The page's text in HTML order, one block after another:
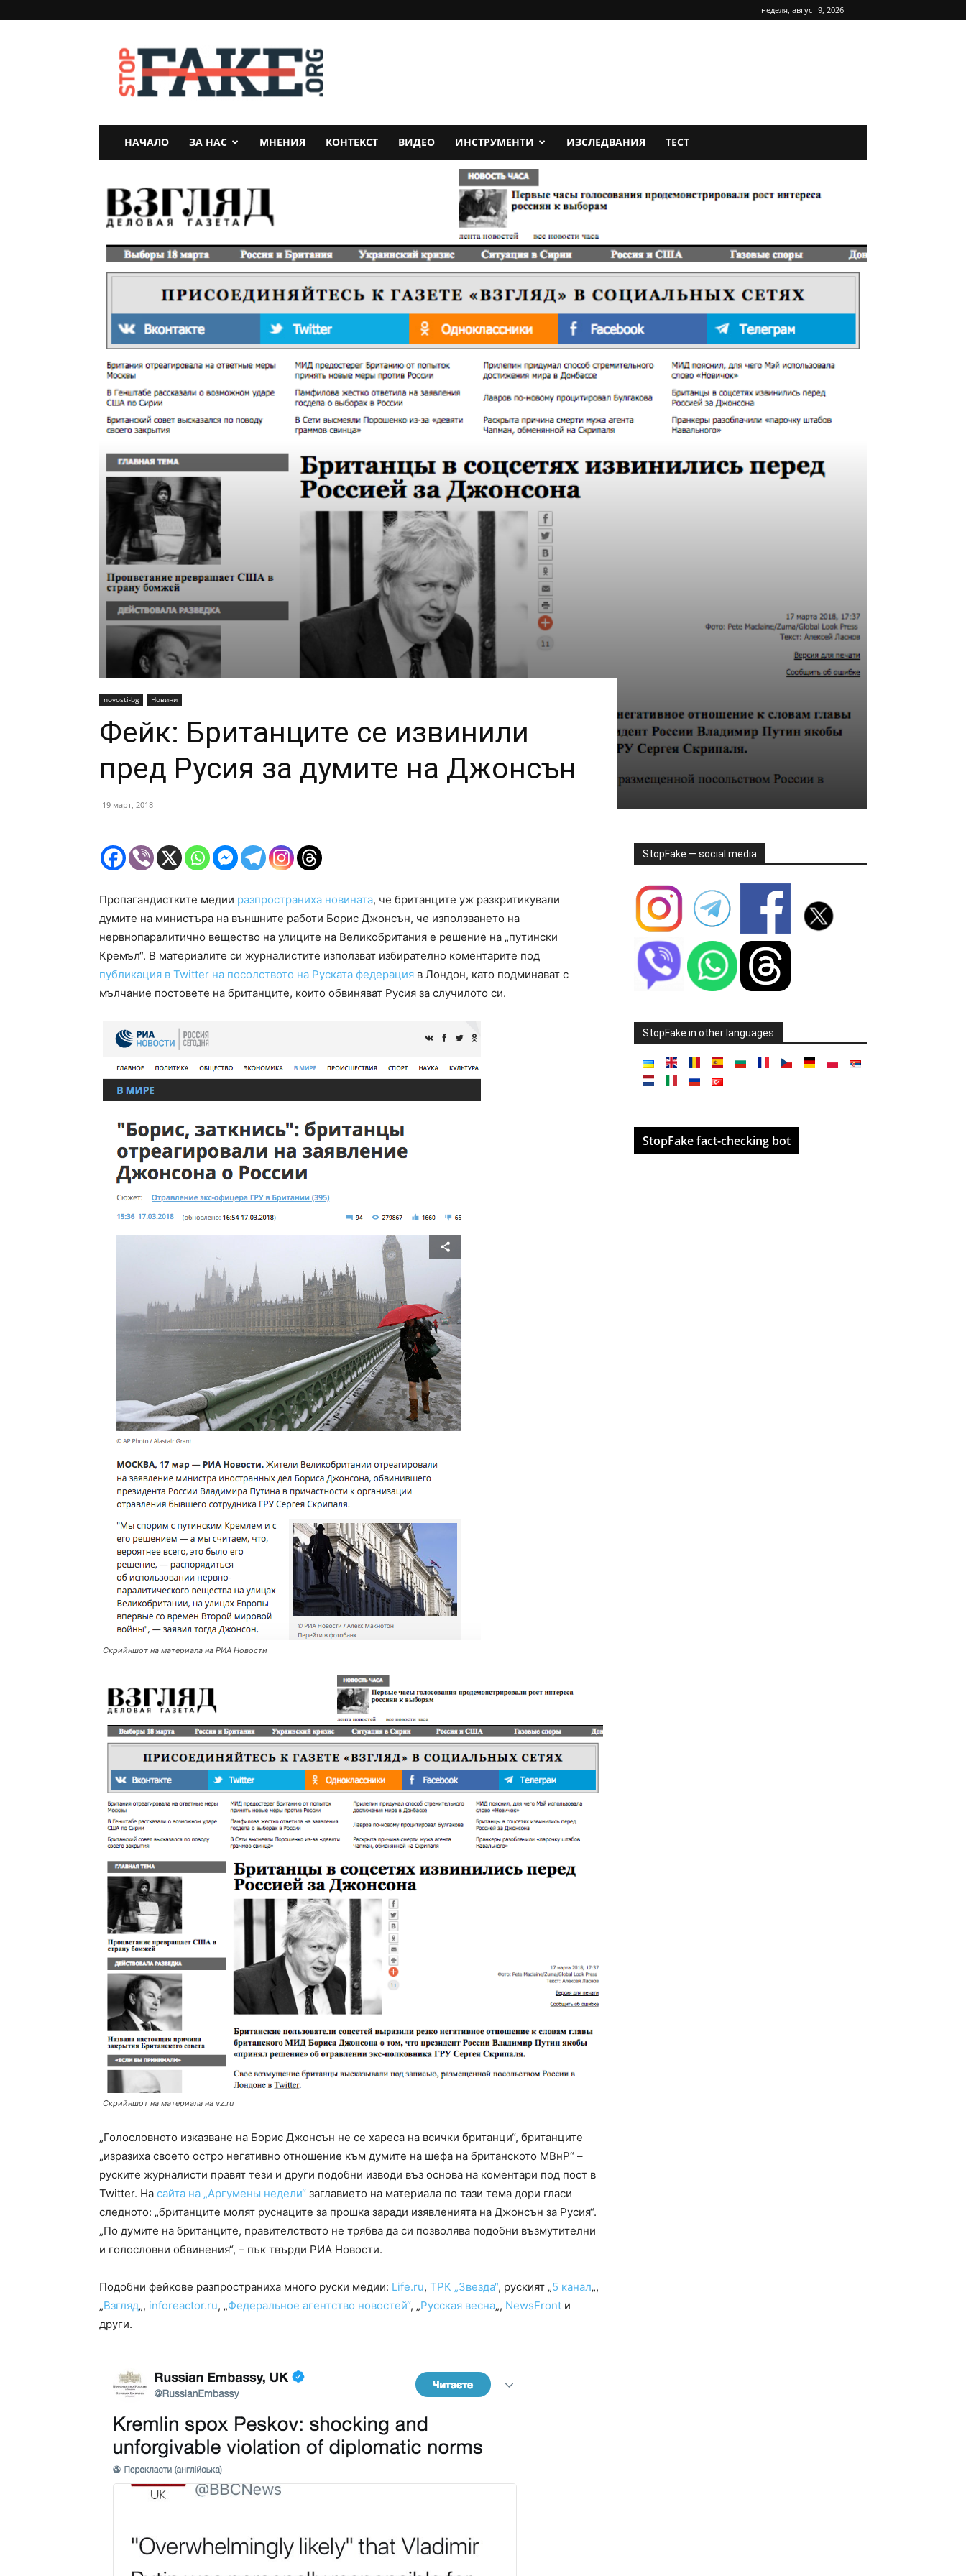
неделя, август 9, 2026
StopFake
НАЧАЛО ЗА НАС МНЕНИЯ КОНТЕКСТ ВИДЕО ИНСТРУМЕНТИ ИЗСЛЕДВАНИЯ ТЕСТ
novosti-bg Новини
Фейк: Британците се извинили
пред Русия за думите на Джонсън
19 март, 2018
Пропагандистките медии разпространиха новината, че британците уж разкритикували
думите на министъра на външните работи Борис Джонсън, че използването на
нервнопаралитично вещество на улиците на Великобритания е решение на „путински
Кремъл“. В материалите си журналистите използват избирателно коментарите под
публикация в Twitter на посолството на Руската федерация в Лондон, като подминават с
мълчание постовете на британците, които обвиняват Русия за случилото си.
Скрийншот на материала на РИА Новости
Скрийншот на материала на vz.ru
„Голословното изказване на Борис Джонсън не се хареса на всички британци“, британците
„изразиха своето остро негативно отношение към думите на шефа на британското МВнР“ –
руските журналисти правят тези и други подобни изводи въз основа на коментари под пост в
Twitter. На сайта на „Аргумены недели“ заглавието на материала по тази тема дори гласи
следното: „британците молят руснаците за прошка заради изявленията на Джонсън за Русия“.
„По думите на британците, правителството не трябва да си позволява подобни възмутителни
и голословни обвинения“, – пък твърди РИА Новости.
Подобни фейкове разпространиха много руски медии: Life.ru, ТРК „Звезда“, руският „5 канал„,
„Взгляд„, inforeactor.ru, „Федеральное агентство новостей“, „Русская весна„, NewsFront и
други.
StopFake — social media
StopFake in other languages
StopFake fact-checking bot